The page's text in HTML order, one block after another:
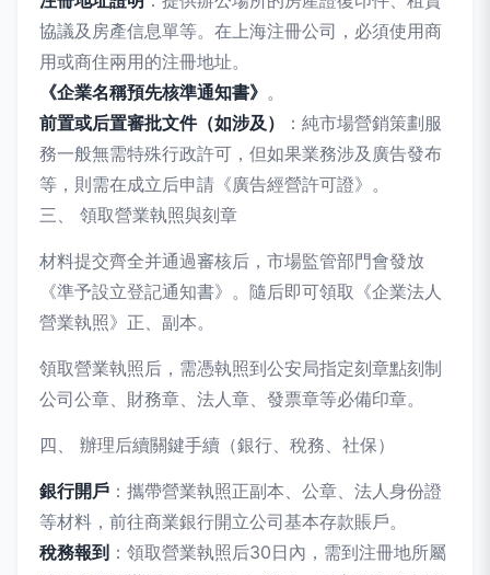
協議及房產信息單等。在上海注冊公司，必須使用商
用或商住兩用的注冊地址。
《企業名稱預先核準通知書》 。
前置或后置審批文件（如涉及）
：純市場營銷策劃服
務一般無需特殊行政許可，但如果業務涉及廣告發布
等，則需在成立后申請《廣告經營許可證》。
三、 領取營業執照與刻章
材料提交齊全并通過審核后，市場監管部門會發放
《準予設立登記通知書》。隨后即可領取《企業法人
營業執照》正、副本。
領取營業執照后，需憑執照到公安局指定刻章點刻制
公司公章、財務章、法人章、發票章等必備印章。
四、 辦理后續關鍵手續（銀行、稅務、社保）
銀行開戶 ：攜帶營業執照正副本、公章、法人身份證
等材料，前往商業銀行開立公司基本存款賬戶。
稅務報到 ：領取營業執照后30日內，需到注冊地所屬